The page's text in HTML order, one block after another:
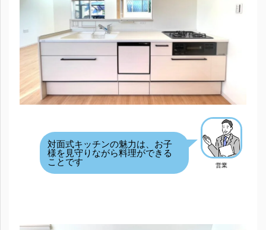
営業
対面式キッチンの魅力は、お子
様を見守りながら料理ができる
ことです